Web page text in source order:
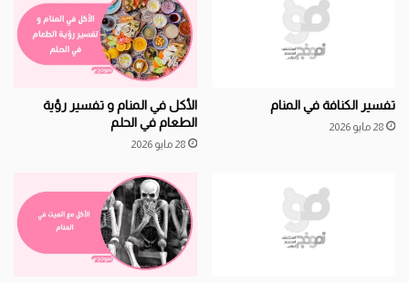
تفسير الكنافة في المنام
28 مايو 2026
الأكل في المنام و تفسير رؤية
الطعام في الحلم
28 مايو 2026